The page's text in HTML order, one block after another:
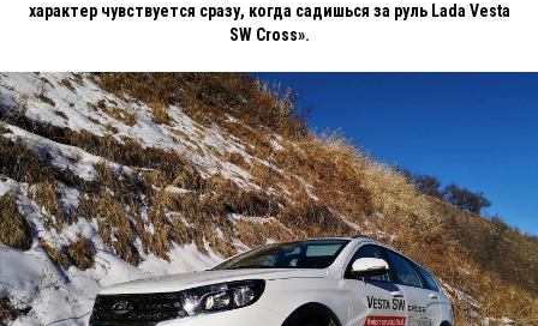
характер чувствуется сразу, когда садишься за руль Lada Vesta
SW Cross».